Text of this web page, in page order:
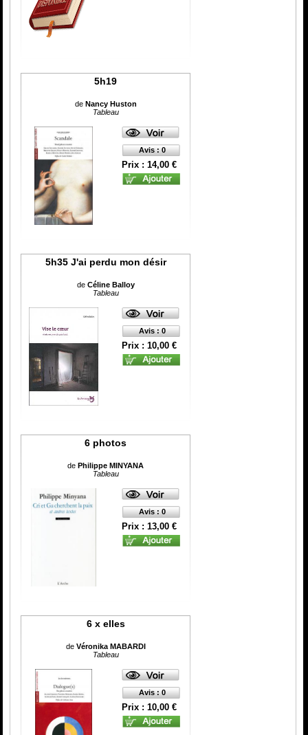
5h19
de Nancy Huston
Tableau
Avis : 0
Prix : 14,00 €
5h35 J'ai perdu mon désir
de Céline Balloy
Tableau
Avis : 0
Prix : 10,00 €
6 photos
dePhilippe MINYANA
Tableau
Avis : 0
Prix : 13,00 €
6 x elles
de Véronika MABARDI
Tableau
Avis : 0
Prix : 10,00 €